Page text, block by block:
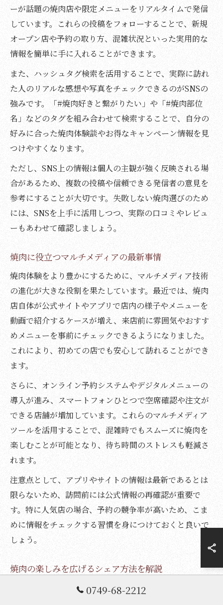
ーが話題の焼肉店や限定メニューをリアルタイムで発信
しています。これらの投稿をフォローすることで、新規
オープン店や予約の取り方、混雑状況といった実用的な
情報を簡単に手に入れることができます。
また、ハッシュタグ検索を活用することで、実際に訪れ
た人のリアルな感想や写真をチェックできるのがSNSの
強みです。「#焼肉好きと繋がりたい」や「#焼肉部位
名」などのタグを組み合わせて検索することで、自分の
好みに合った焼肉体験談やお得なキャンペーン情報を見
つけやすくなります。
ただし、SNS上の情報は個人の主観が強く反映される場
合があるため、複数の投稿や信頼できる発信者の意見を
参考にすることが大切です。失敗しない焼肉選びのため
には、SNSを上手に活用しつつ、実際の口コミやレビュ
ーもあわせて確認しましょう。
焼肉に役立つマルチメディアの最新事情
焼肉体験をより豊かにするために、マルチメディア技術
の進化が大きな役割を果たしています。最近では、焼肉
店自体が公式サイトやアプリで店内の様子やメニューを
動画で紹介するケースが増え、来店前に雰囲気やおすす
めメニューを事前にチェックできるようになりました。
これにより、初めての店でも安心して訪れることができ
ます。
さらに、オンライン予約システムやデジタルメニューの
導入が進み、スマートフォンひとつで空席確認や注文が
できる店舗が増加しています。これらのマルチメディア
ツールを活用することで、混雑時でもスムーズに焼肉を
楽しむことが可能となり、待ち時間のストレスも軽減さ
れます。
注意点として、アプリやサイトの情報は最新であるとは
限らないため、訪問前には公式情報の再確認が重要で
す。特に人気店の場合、予約の競争率が高いため、こま
めに情報をチェックする習慣を身につけておくと良いで
しょう。
焼肉の楽しみを広げるシェア方法を解説
焼肉の楽しみをさらに広げたい方には、体験をシェアす
0749-68-2212